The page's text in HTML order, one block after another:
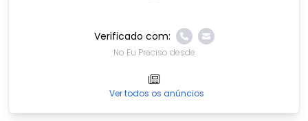
Verificado com:
No Eu Preciso desde
Ver todos os anúncios